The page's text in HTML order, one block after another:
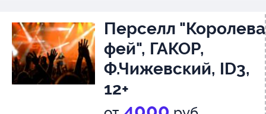
Перселл "Королева
фей", ГАКОР,
Ф.Чижевский, ID3,
12+